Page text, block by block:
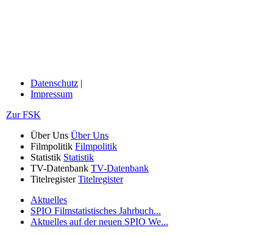
Datenschutz |
Impressum
Zur FSK
Über Uns Über Uns
Filmpolitik Filmpolitik
Statistik Statistik
TV-Datenbank TV-Datenbank
Titelregister Titelregister
Aktuelles
SPIO Filmstatistisches Jahrbuch...
Aktuelles auf der neuen SPIO We...